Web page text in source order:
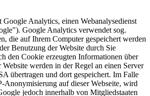
Google Analytics, einen Webanalysedienst
Google Analytics verwendet sog.
die auf Ihrem Computer gespeichert werden
Benutzung der Website durch Sie
den Cookie erzeugten Informationen über
werden in der Regel an einen Server
übertragen und dort gespeichert. Im Falle
Anonymisierung auf dieser Webseite, wird
jedoch innerhalb von Mitgliedstaaten